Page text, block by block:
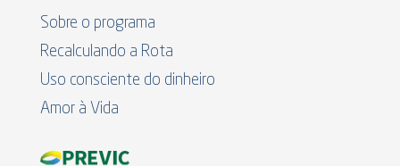
Sobre o programa
Recalculando a Rota
Uso consciente do dinheiro
Amor à Vida